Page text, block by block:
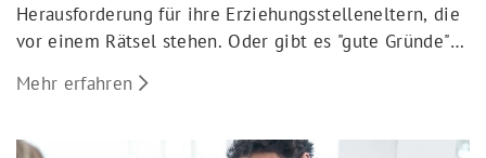
Herausforderung für ihre Erziehungsstelleneltern, die
vor einem Rätsel stehen. Oder gibt es "gute Gründe"
Mehr erfahren